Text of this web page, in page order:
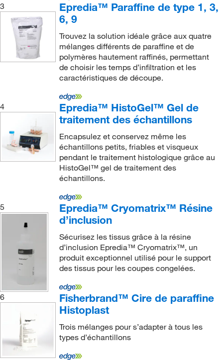
3
Epredia™ Paraffine de type 1, 3,
6, 9
Trouvez la solution idéale grâce aux quatre
mélanges différents de paraffine et de
polymères hautement raffinés, permettant
de choisir les temps d’infiltration et les
caractéristiques de découpe.
4
Epredia™ HistoGel™ Gel de
traitement des échantillons
Encapsulez et conservez même les
échantillons petits, friables et visqueux
pendant le traitement histologique grâce au
HistoGel™ gel de traitement des
échantillons.
5
Epredia™ Cryomatrix™ Résine
d’inclusion
Sécurisez les tissus grâce à la résine
d’inclusion Epredia™ Cryomatrix™, un
produit exceptionnel utilisé pour le support
des tissus pour les coupes congelées.
6
Fisherbrand™ Cire de paraffine
Histoplast
Trois mélanges pour s’adapter à tous les
types d’échantillons